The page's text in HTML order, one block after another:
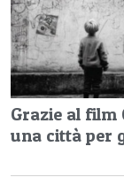
Grazie al film
una città per